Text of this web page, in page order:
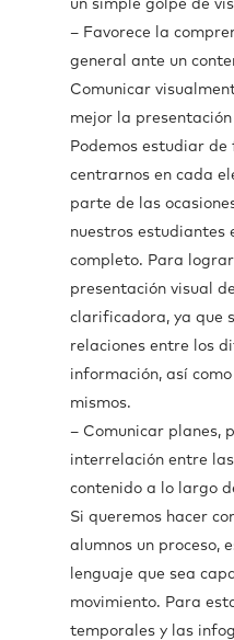
un simple golpe de
– Favorece la
general ante un
Comunicar
mejor la
Podemos estudiar
centrarnos en cada
parte de las
nuestros estudiantes
completo. Para
presentación visual
clarificadora, ya que
relaciones entre los
información, así
mismos.
– Comunicar planes,
interrelación entre
contenido a lo largo
Si queremos hacer
alumnos un proceso,
lenguaje que sea
movimiento. Para
temporales y las